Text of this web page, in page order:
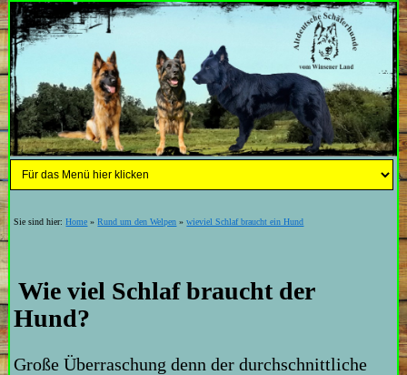
Sie sind hier:Home »Rund um den Welpen »wieviel Schlaf braucht ein Hund
Wie viel Schlaf braucht der
Hund?
Große Überraschung denn der durchschnittliche